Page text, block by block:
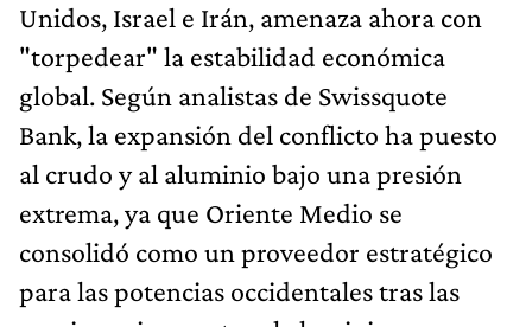
Unidos, Israel e Irán, amenaza ahora con
"torpedear" la estabilidad económica
global. Según analistas de Swissquote
Bank, la expansión del conflicto ha puesto
al crudo y al aluminio bajo una presión
extrema, ya que Oriente Medio se
consolidó como un proveedor estratégico
para las potencias occidentales tras las